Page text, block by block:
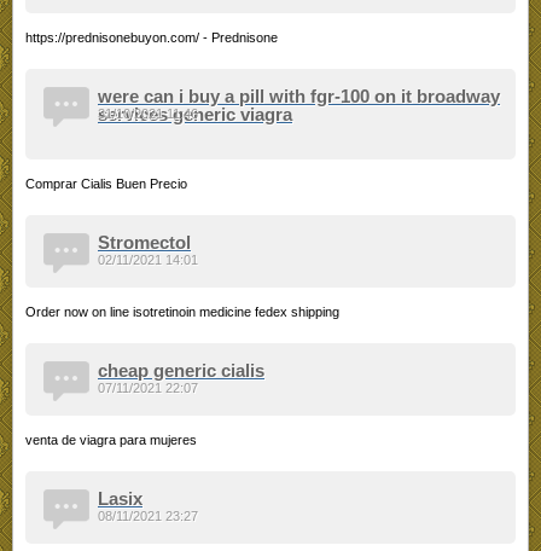
https://prednisonebuyon.com/ - Prednisone
were can i buy a pill with fgr-100 on it broadway
services generic viagra
Comprar Cialis Buen Precio
31/10/2021 11:46
Stromectol
Order now on line isotretinoin medicine fedex shipping
02/11/2021 14:01
cheap generic cialis
venta de viagra para mujeres
07/11/2021 22:07
Lasix
08/11/2021 23:27